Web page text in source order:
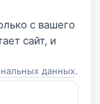
с вашего
сайт, и
данных.